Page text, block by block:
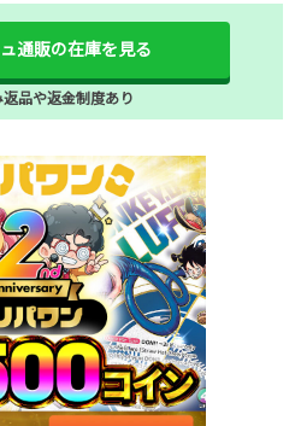
通販の在庫を見る
品や返金制度あり